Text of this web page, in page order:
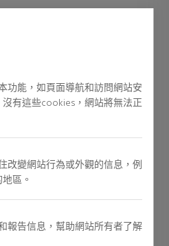
功能，如頁面導航和訪問網站安
有這些cookies，網站將無法正
改變網站行為或外觀的信息，例
區。
報告信息，幫助網站所有者了解
LIFT & LIGHT CREAM
Regular price 376,00 €
2 reviews